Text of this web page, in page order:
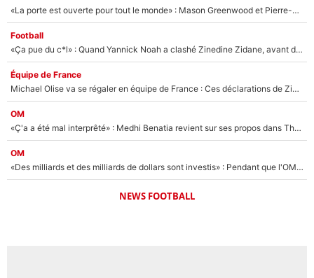
«La porte est ouverte pour tout le monde» : Mason Greenwood et Pierre-Emerick Aubameyang ont quitté l'OM, Amine Gouiri balance sur la suite du mercato et sur la réaction du vestiaire !
Football
«Ça pue du c*l» : Quand Yannick Noah a clashé Zinedine Zidane, avant de se faire recadrer par le nouveau sélectionneur de l'équipe de France !
Équipe de France
Michael Olise va se régaler en équipe de France : Ces déclarations de Zinedine Zidane qui prouvent qu'il va tout miser sur la star du Bayern Munich !
OM
«Ç'a a été mal interprêté» : Medhi Benatia revient sur ses propos dans The Bridge et précise ses conditions pour rejoindre le PSG !
OM
«Des milliards et des milliards de dollars sont investis» : Pendant que l'OM est en pleine crise financière, Frank McCourt lance un nouveau projet à 260M€ !
NEWS FOOTBALL